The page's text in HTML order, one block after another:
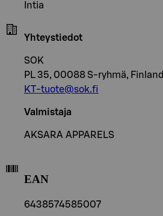
Intia
Yhteystiedot
SOK
PL 35, 00088 S-ryhmä, Finland
KT-tuote@sok.fi
Valmistaja
AKSARA APPARELS
EAN
6438574585007